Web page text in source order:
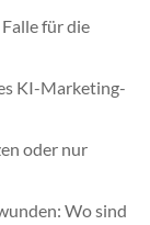
für die
KI-Marketing-
oder nur
Wo sind